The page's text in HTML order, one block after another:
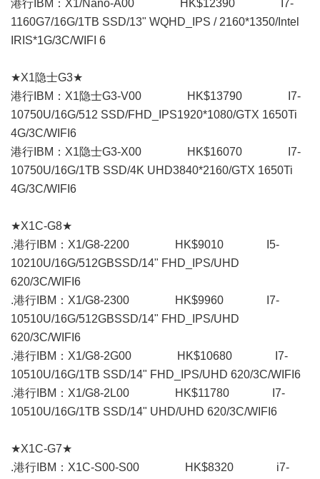
港行IBM：X1/Nano-A00 HK$12390 I7-
1160G7/16G/1TB SSD/13" WQHD_IPS / 2160*1350/Intel
IRIS*1G/3C/WIFI 6
★X1隐士G3★
港行IBM：X1隐士G3-V00 HK$13790 I7-
10750U/16G/512 SSD/FHD_IPS1920*1080/GTX 1650Ti
4G/3C/WIFI6
港行IBM：X1隐士G3-X00 HK$16070 I7-
10750U/16G/1TB SSD/4K UHD3840*2160/GTX 1650Ti
4G/3C/WIFI6
★X1C-G8★
.港行IBM：X1/G8-2200 HK$9010 I5-
10210U/16G/512GBSSD/14" FHD_IPS/UHD
620/3C/WIFI6
.港行IBM：X1/G8-2300 HK$9960 I7-
10510U/16G/512GBSSD/14" FHD_IPS/UHD
620/3C/WIFI6
.港行IBM：X1/G8-2G00 HK$10680 I7-
10510U/16G/1TB SSD/14" FHD_IPS/UHD 620/3C/WIFI6
.港行IBM：X1/G8-2L00 HK$11780 I7-
10510U/16G/1TB SSD/14" UHD/UHD 620/3C/WIFI6
★X1C-G7★
.港行IBM：X1C-S00-S00 HK$8320 i7-